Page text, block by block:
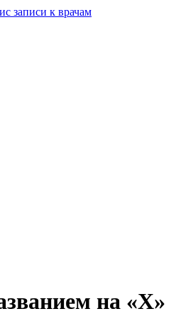
на «Х»